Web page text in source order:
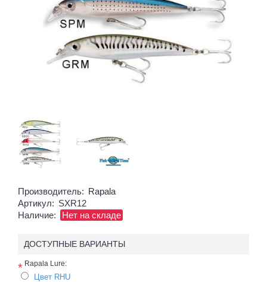
Производитель: Rapala
Артикул: SXR12
Наличие:
Нет на складе
ДОСТУПНЫЕ ВАРИАНТЫ
* Rapala Lure:
Цвет RHU